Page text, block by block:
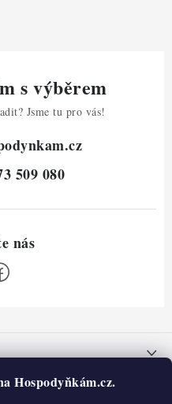
Hospodyňkám.cz.
s výběrem
Jsme tu pro vás!
509 080